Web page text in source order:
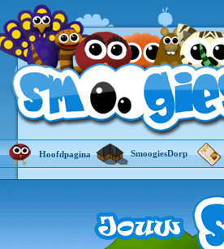
Hoofdpagina SmoogiesDorp